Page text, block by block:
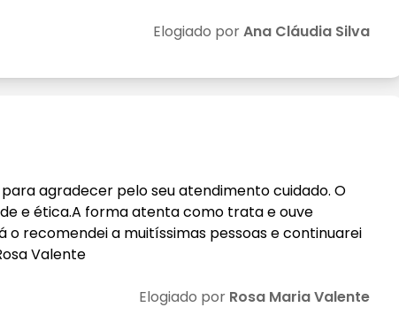
Elogiado porAna Cláudia Silva
agradecer pelo seu atendimento cuidado. O
e ética.A forma atenta como trata e ouve
o recomendei a muitíssimas pessoas e continuarei
Valente
Elogiado por Rosa Maria Valente